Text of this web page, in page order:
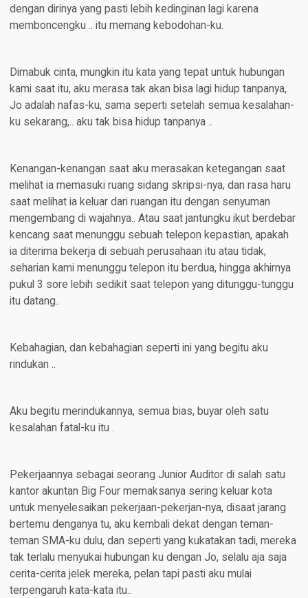
dengan dirinya yang pasti lebih kedinginan lagi karena
memboncengku .. itu memang kebodohan-ku.
Dimabuk cinta, mungkin itu kata yang tepat untuk hubungan
kami saat itu, aku merasa tak akan bisa lagi hidup tanpanya,
Jo adalah nafas-ku, sama seperti setelah semua kesalahan-
ku sekarang,.. aku tak bisa hidup tanpanya ..
Kenangan-kenangan saat aku merasakan ketegangan saat
melihat ia memasuki ruang sidang skripsi-nya, dan rasa haru
saat melihat ia keluar dari ruangan itu dengan senyuman
mengembang di wajahnya.. Atau saat jantungku ikut berdebar
kencang saat menunggu sebuah telepon kepastian, apakah
ia diterima bekerja di sebuah perusahaan itu atau tidak,
seharian kami menunggu telepon itu berdua, hingga akhirnya
pukul 3 sore lebih sedikit saat telepon yang ditunggu-tunggu
itu datang..
Kebahagian, dan kebahagian seperti ini yang begitu aku
rindukan ..
Aku begitu merindukannya, semua bias, buyar oleh satu
kesalahan fatal-ku itu .
Pekerjaannya sebagai seorang Junior Auditor di salah satu
kantor akuntan Big Four memaksanya sering keluar kota
untuk menyelesaikan pekerjaan-pekerjan-nya, disaat jarang
bertemu denganya tu, aku kembali dekat dengan teman-
teman SMA-ku dulu, dan seperti yang kukatakan tadi, mereka
tak terlalu menyukai hubungan ku dengan Jo, selalu aja saja
cerita-cerita jelek mereka, pelan tapi pasti aku mulai
terpengaruh kata-kata itu..